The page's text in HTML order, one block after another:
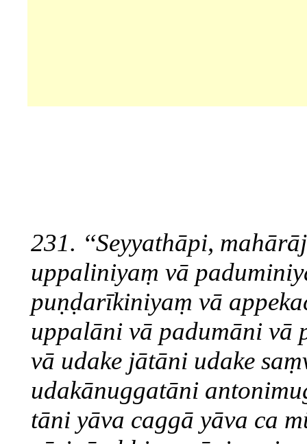
231. ‘‘Seyyathāpi,
uppaliniyaṃ vā
puṇḍarīkiniyaṃ vā
uppalāni vā padumāni vā
vā udake jātāni udake
udakānuggatāni
tāni yāva caggā yāva ca